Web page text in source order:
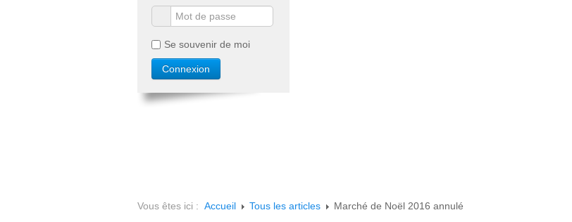
Se souvenir de moi
Vous êtes ici : Accueil Tous les articles Marché de Noël 2016 annulé